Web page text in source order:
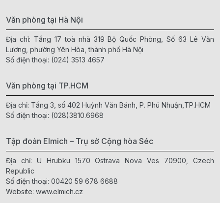
Văn phòng tại Hà Nội
Địa chỉ: Tầng 17 toà nhà 319 Bộ Quốc Phòng, Số 63 Lê Văn
Lương, phường Yên Hòa, thành phố Hà Nội
Số điện thoại: (024) 3513 4657
Văn phòng tại TP.HCM
Địa chỉ: Tầng 3, số 402 Huỳnh Văn Bánh, P. Phú Nhuận,TP.HCM
Số điện thoại: (028)3810.6968
Tập đoàn Elmich – Trụ sở Cộng hòa Séc
Địa chỉ: U Hrubku 1570 Ostrava Nova Ves 70900, Czech
Republic
Số điện thoại: 00420 59 678 6688
Website: www.elmich.cz